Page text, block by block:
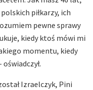
piłkarzy, ich
pewne sprawy
kiedy ktoś mówi mi
momentu, kiedy
Izraelczyk, Pini